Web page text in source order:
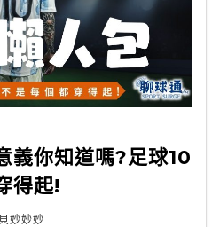
義你知道嗎?足球10
得起!
妙妙妙